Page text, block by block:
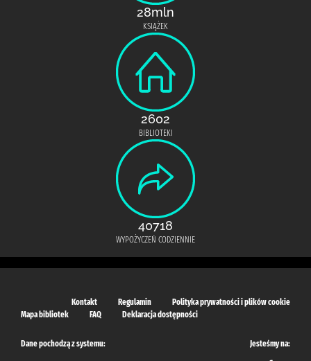
28mln
KSIĄŻEK
2602
BIBLIOTEKI
40718
WYPOŻYCZEŃ CODZIENNIE
Kontakt Regulamin
Polityka prywatności i plików cookie
Mapa bibliotek
FAQ Deklaracja dostępności
Dane pochodzą z systemu: Jesteśmy na: